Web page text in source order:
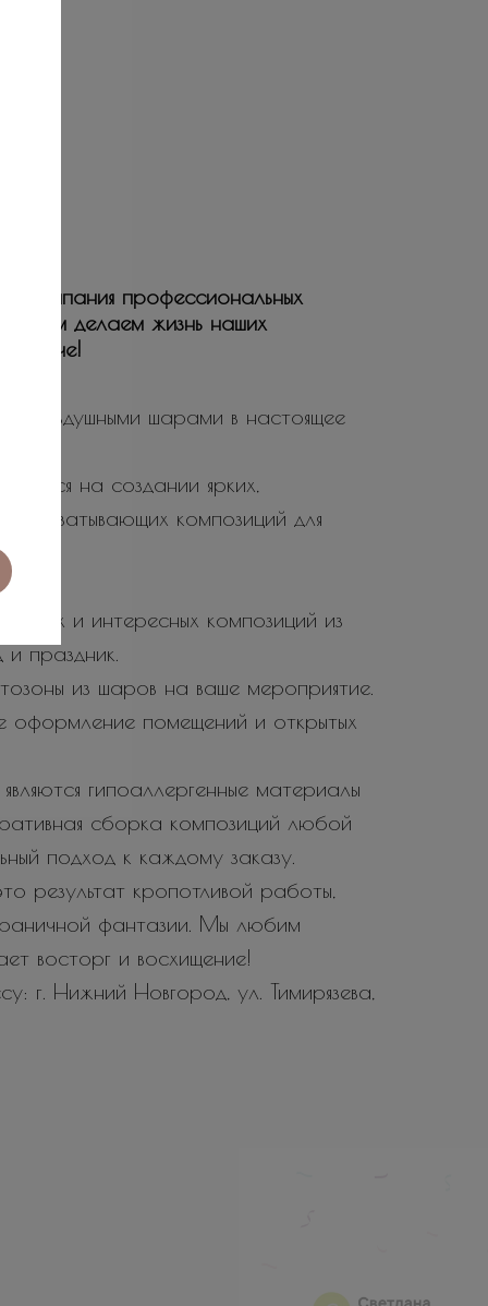
компания профессиональных
делаем жизнь наших
и ярче!
воздушными шарами в настоящее
на создании ярких,
захватывающих композиций для
и интересных композиций из
праздник.
из шаров на ваше мероприятие.
оформление помещений и открытых
гипоаллергенные материалы
сборка композиций любой
подход к каждому заказу.
результат кропотливой работы,
фантазии. Мы любим
восторг и восхищение!
г. Нижний Новгород, ул. Тимирязева,